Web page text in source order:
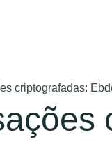
criptografadas: